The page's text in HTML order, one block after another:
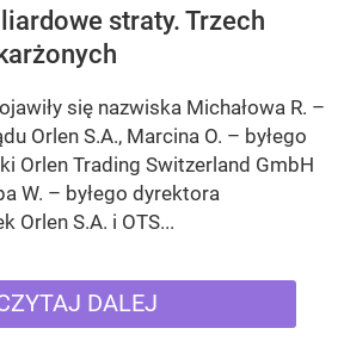
straty. Trzech
się nazwiska Michałowa R. –
Orlen S.A., Marcina O. – byłego
Orlen Trading Switzerland GmbH
W. – byłego dyrektora
Orlen S.A. i OTS...
DALEJ